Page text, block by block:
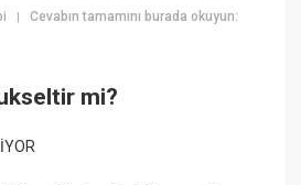
|Cevabın tamamını burada okuyun:
mi?